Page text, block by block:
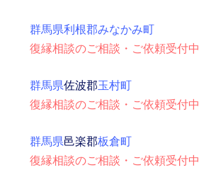
群馬県利根郡みなかみ町
復縁相談のご相談・ご依頼受付中
群馬県佐波郡玉村町
復縁相談のご相談・ご依頼受付中
群馬県邑楽郡板倉町
復縁相談のご相談・ご依頼受付中